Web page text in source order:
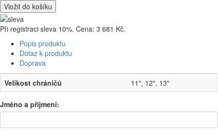
Vložit do košíku
Při registraci sleva 10%. Cena: 3 681 Kč.
Popis produktu
Dotaz k produktu
Doprava
Velikost chráničů 11", 12", 13"
Jméno a příjmení: